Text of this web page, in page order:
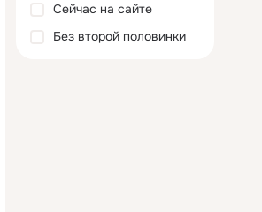
Сейчас на сайте
Без второй половинки